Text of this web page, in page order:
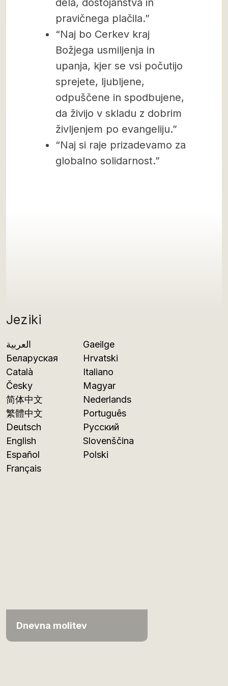
Jeziki
العربية
Беларуская
Català
Česky
简体中文
繁體中文
Deutsch
English
Español
Français
Gaeilge
Hrvatski
Italiano
Magyar
Nederlands
Português
Русский
Slovenščina
Polski
Dnevna molitev
dela, dostojanstva in
pravičnega plačila.”
“Naj bo Cerkev kraj
Božjega usmiljenja in
upanja, kjer se vsi počutijo
sprejete, ljubljene,
odpuščene in spodbujene,
da živijo v skladu z dobrim
življenjem po evangeliju.”
“Naj si raje prizadevamo za
globalno solidarnost.”